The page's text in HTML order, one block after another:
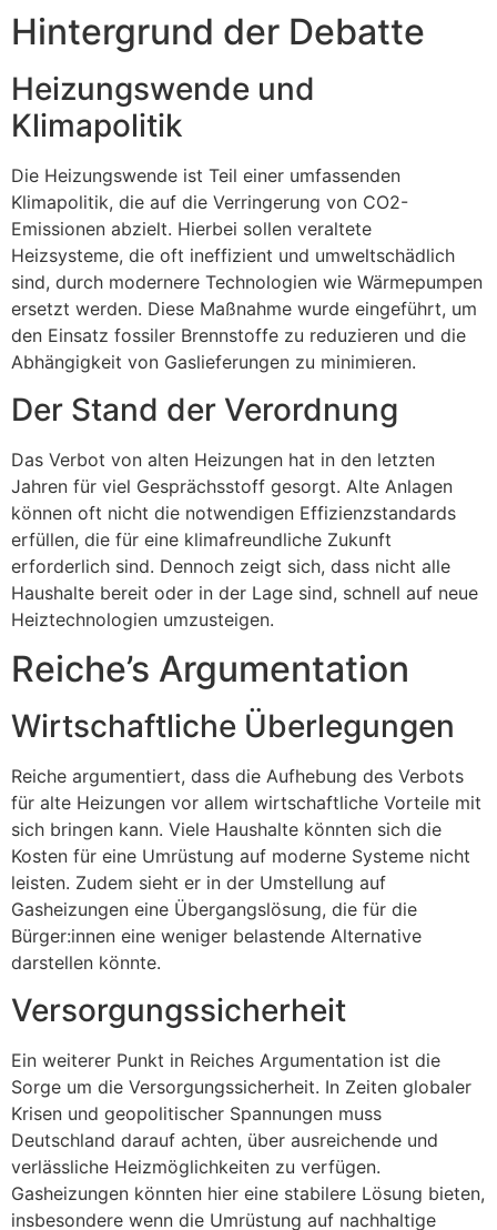
Hintergrund der Debatte
Heizungswende und
Klimapolitik
Die Heizungswende ist Teil einer umfassenden
Klimapolitik, die auf die Verringerung von CO2-
Emissionen abzielt. Hierbei sollen veraltete
Heizsysteme, die oft ineffizient und umweltschädlich
sind, durch modernere Technologien wie Wärmepumpen
ersetzt werden. Diese Maßnahme wurde eingeführt, um
den Einsatz fossiler Brennstoffe zu reduzieren und die
Abhängigkeit von Gaslieferungen zu minimieren.
Der Stand der Verordnung
Das Verbot von alten Heizungen hat in den letzten
Jahren für viel Gesprächsstoff gesorgt. Alte Anlagen
können oft nicht die notwendigen Effizienzstandards
erfüllen, die für eine klimafreundliche Zukunft
erforderlich sind. Dennoch zeigt sich, dass nicht alle
Haushalte bereit oder in der Lage sind, schnell auf neue
Heiztechnologien umzusteigen.
Reiche’s Argumentation
Wirtschaftliche Überlegungen
Reiche argumentiert, dass die Aufhebung des Verbots
für alte Heizungen vor allem wirtschaftliche Vorteile mit
sich bringen kann. Viele Haushalte könnten sich die
Kosten für eine Umrüstung auf moderne Systeme nicht
leisten. Zudem sieht er in der Umstellung auf
Gasheizungen eine Übergangslösung, die für die
Bürger:innen eine weniger belastende Alternative
darstellen könnte.
Versorgungssicherheit
Ein weiterer Punkt in Reiches Argumentation ist die
Sorge um die Versorgungssicherheit. In Zeiten globaler
Krisen und geopolitischer Spannungen muss
Deutschland darauf achten, über ausreichende und
verlässliche Heizmöglichkeiten zu verfügen.
Gasheizungen könnten hier eine stabilere Lösung bieten,
insbesondere wenn die Umrüstung auf nachhaltige